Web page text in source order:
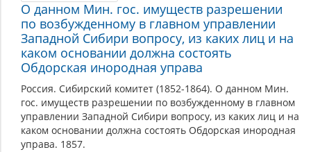
О данном Мин. гос. имуществ разрешении
по возбужденному в главном управлении
Западной Сибири вопросу, из каких лиц и на
каком основании должна состоять
Обдорская инородная управа
Россия. Сибирский комитет (1852-1864). О данном Мин.
гос. имуществ разрешении по возбужденному в главном
управлении Западной Сибири вопросу, из каких лиц и на
каком основании должна состоять Обдорская инородная
управа. 1857.